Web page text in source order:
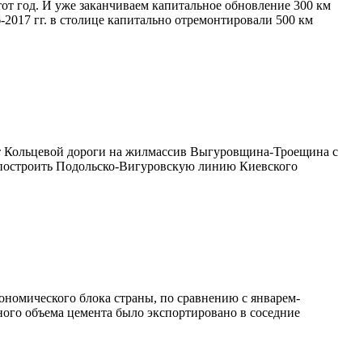
год. И уже заканчиваем капитальное обновление 300 км
гг. в столице капитально отремонтировали 500 км
Кольцевой дороги на жилмассив Выгуровщина-Троещина с
Подольско-Вигуровскую линию Киевского
блока страны, по сравнению с январем-
объема цемента было экспортировано в соседние